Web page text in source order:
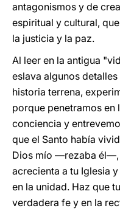
antagonismos y de
espiritual y cultural,
la justicia y la paz.
Al leer en la antigua
eslava algunos
historia terrena,
porque penetramos en
conciencia y
que el Santo había
Dios mío —rezaba él—,
acrecienta a tu Iglesia
en la unidad. Haz que
verdadera fe y en la